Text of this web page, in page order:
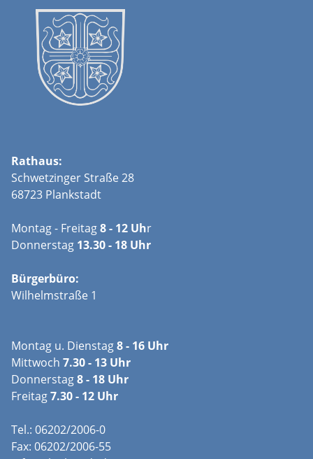
Rathaus:
Schwetzinger Straße 28
68723 Plankstadt
Montag - Freitag8 - 12 Uhr
Donnerstag 13.30 - 18 Uhr
Bürgerbüro:
Wilhelmstraße 1
Montag u. Dienstag8 - 16 Uhr
Mittwoch 7.30 - 13 Uhr
Donnerstag8 - 18 Uhr
Freitag7.30 - 12 Uhr
Tel.: 06202/2006-0
Fax: 06202/2006-55